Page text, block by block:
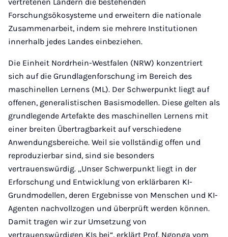
Forschungsökosysteme und erweitern die nationale
Zusammenarbeit, indem sie mehrere Institutionen
innerhalb jedes Landes einbeziehen.
Die Einheit Nordrhein-Westfalen (NRW) konzentriert
sich auf die Grundlagenforschung im Bereich des
maschinellen Lernens (ML). Der Schwerpunkt liegt auf
offenen, generalistischen Basismodellen. Diese gelten als
grundlegende Artefakte des maschinellen Lernens mit
einer breiten Übertragbarkeit auf verschiedene
Anwendungsbereiche. Weil sie vollständig offen und
reproduzierbar sind, sind sie besonders
vertrauenswürdig. „Unser Schwerpunkt liegt in der
Erforschung und Entwicklung von erklärbaren KI-
Grundmodellen, deren Ergebnisse von Menschen und KI-
Agenten nachvollzogen und überprüft werden können.
Damit tragen wir zur Umsetzung von
vertrauenswürdigen KIs bei“, erklärt Prof. Ngonga vom